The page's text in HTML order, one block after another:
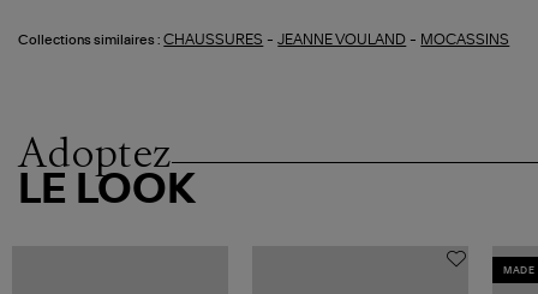
Collections similaires : CHAUSSURES -JEANNE VOULAND - MOCASSINS
Adoptez
LE LOOK
MADE